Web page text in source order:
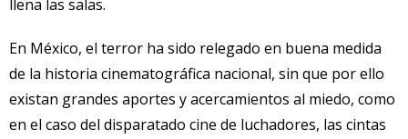
llena las salas.
En México, el terror ha sido relegado en buena medida
de la historia cinematográfica nacional, sin que por ello
existan grandes aportes y acercamientos al miedo, como
en el caso del disparatado cine de luchadores, las cintas